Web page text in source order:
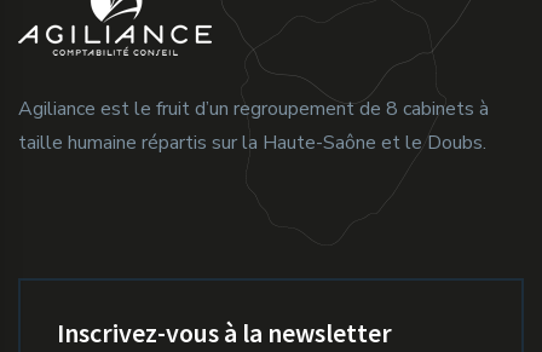
Agiliance est le fruit d’un regroupement de 8 cabinets à
taille humaine répartis sur la Haute-Saône et le Doubs.
Inscrivez-vous à la newsletter